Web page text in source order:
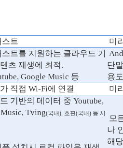
스트 미
스트를 지원하는 클라우드 기
츠 재생에 최적.
Google Music 등
단
용
직접 Wi-Fi에 연결 미
기반의 데이터 중 Youtube,
Tving(국내), 호핀(국내) 등 시
모
나
해